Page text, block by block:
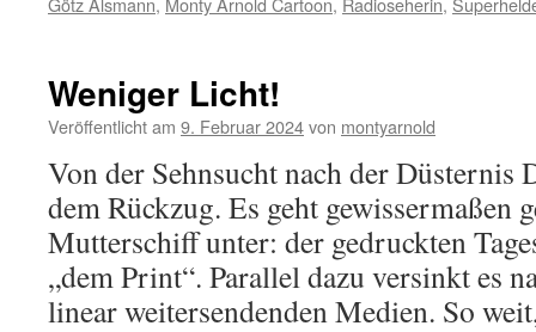
Weniger Licht!
Veröffentlicht am 9. Februar 2024von montyarnold
Von der Sehnsucht nach der Düsternis
dem Rückzug. Es geht gewissermaßen
Mutterschiff unter: der gedruckten
„dem Print“. Parallel dazu versinkt es
linear weitersendenden Medien. So